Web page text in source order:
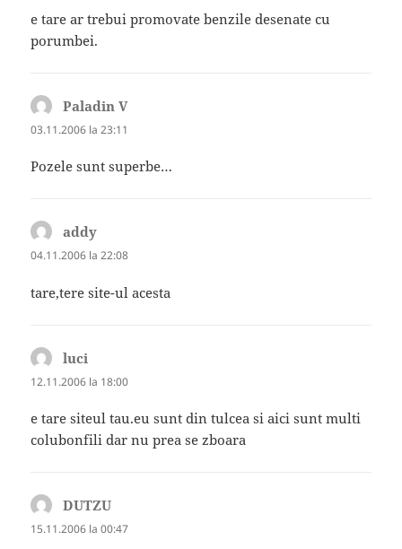
e tare ar trebui promovate benzile desenate cu
porumbei.
Paladin Vspune:
03.11.2006 la 23:11
Pozele sunt superbe…
addy
04.11.2006 la 22:08
tare,tere site-ul acesta
luci
12.11.2006 la 18:00
e tare siteul tau.eu sunt din tulcea si aici sunt multi
colubonfili dar nu prea se zboara
DUTZU
15.11.2006 la 00:47